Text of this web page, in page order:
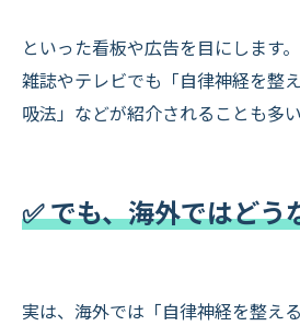
といった看板や広告を目にします。
雑誌やテレビでも「自律神経を整
吸法」などが紹介されることも多
✅ でも、海外ではどう
実は、海外では「自律神経を整え